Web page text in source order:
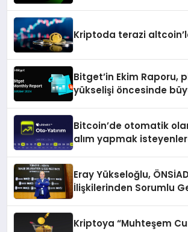
Kriptoda terazi
Bitget’in Ekim Raporu,
yükselişi öncesinde
Bitcoin’de otomatik
alım yapmak
Eray Yükseloğlu,
İlişkilerinden Sorumlu
Kriptoya “Muhteşem